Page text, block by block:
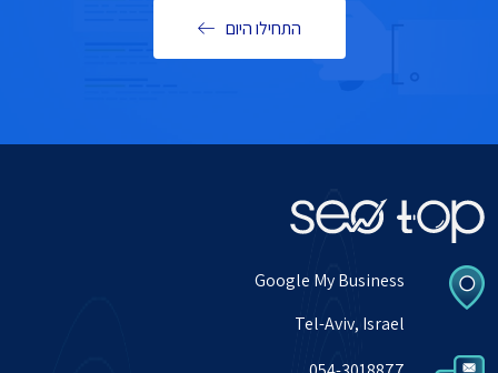
התחילו היום
Google My Business
Tel-Aviv, Israel